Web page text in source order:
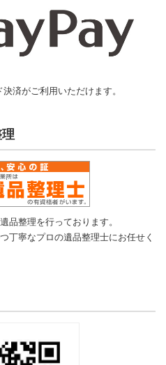
済がご利用いただけます。
品整理を行っております。
丁寧なプロの遺品整理士にお任せく